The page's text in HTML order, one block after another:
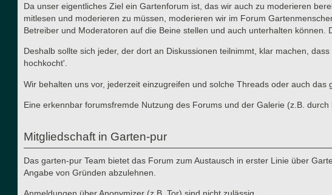
Da unser eigentliches Ziel ein Gartenforum ist, das wir auch zu moderieren
mitlesen und moderieren zu müssen, moderieren wir im Forum
Betreiber und Moderatoren auf die Beine stellen und auch unterhalten
Deshalb sollte sich jeder, der dort an Diskussionen teilnimmt, klar machen,
hochkocht'.
Wir behalten uns vor, jederzeit einzugreifen und solche Threads oder auch
Eine erkennbar forumsfremde Nutzung des Forums und der Galerie (z.B.
Mitgliedschaft in Garten-pur
Das garten-pur Team bietet das Forum zum Austausch in erster Linie über
Angabe von Gründen abzulehnen.